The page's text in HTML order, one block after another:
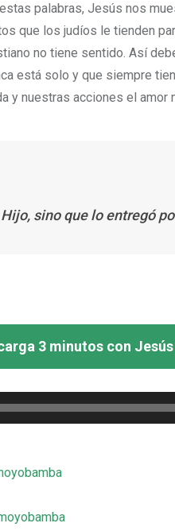
palabras, Jesús nos
que los judíos le tienden
no tiene sentido. Así
está solo y que siempre
y nuestras acciones el
sino que lo entregó
3 minutos con Jesús